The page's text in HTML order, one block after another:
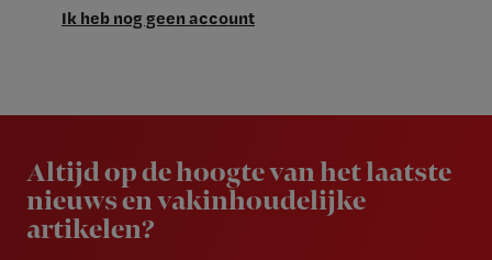
Ik heb nog geen account
Altijd op de hoogte van het laatste
nieuws en vakinhoudelijke
artikelen?